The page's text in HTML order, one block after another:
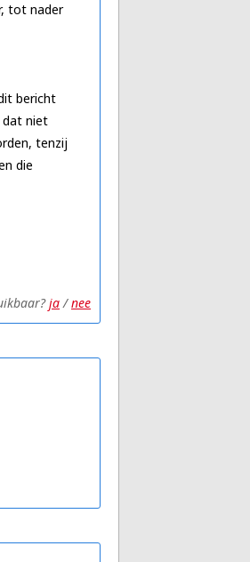
tot nader
bericht
dat niet
tenzij
die
ja/nee